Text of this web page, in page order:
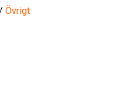
Övrigt